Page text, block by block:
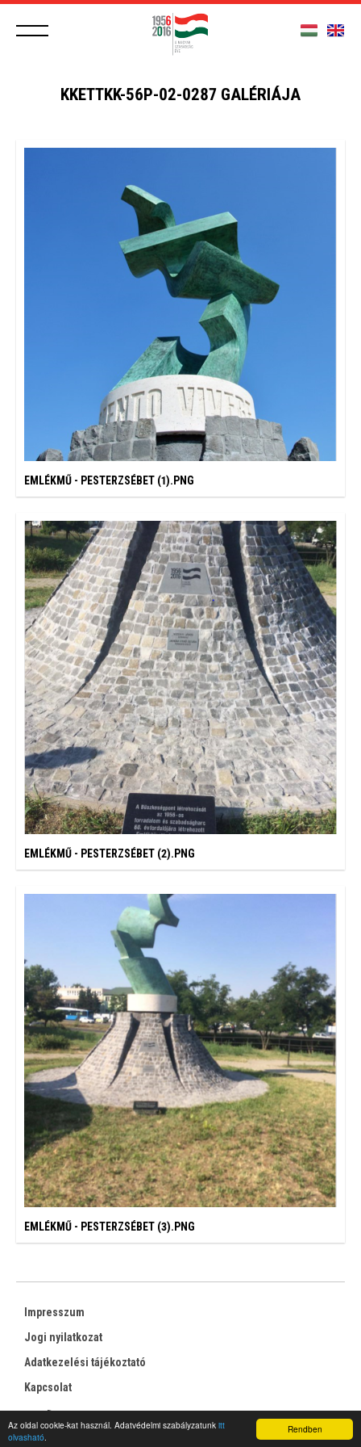
Rendben
Az oldal cookie-kat használ. Adatvédelmi szabályzatunk itt
olvasható.
KKETTKK-56P-02-0287 GALÉRIÁJA
EMLÉKMŰ - PESTERZSÉBET (1).PNG
EMLÉKMŰ - PESTERZSÉBET (2).PNG
EMLÉKMŰ - PESTERZSÉBET (3).PNG
Impresszum
Jogi nyilatkozat
Adatkezelési tájékoztató
Kapcsolat